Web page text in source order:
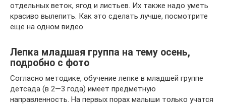
отдельных веток, ягод и листьев. Их также надо уметь
красиво вылепить. Как это сделать лучше, посмотрите
еще на одном видео.
Лепка младшая группа на тему осень,
подробно с фото
Согласно методике, обучение лепке в младшей группе
детсада (в 2—3 года) имеет предметную
направленность. На первых порах малыши только учатся